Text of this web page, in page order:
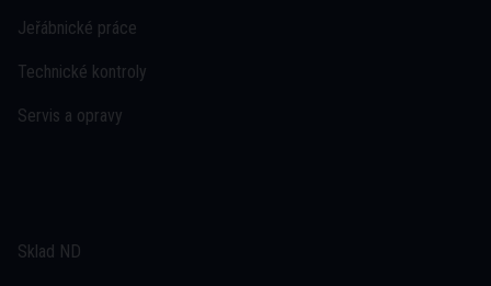
Jeřábnické práce
Technické kontroly
Servis a opravy
Sklad ND